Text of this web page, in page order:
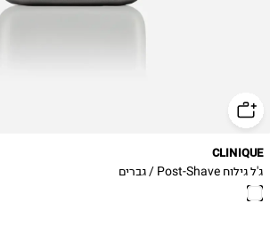
CLINIQUE
ג'ל גילוח Post-Shave / גברים